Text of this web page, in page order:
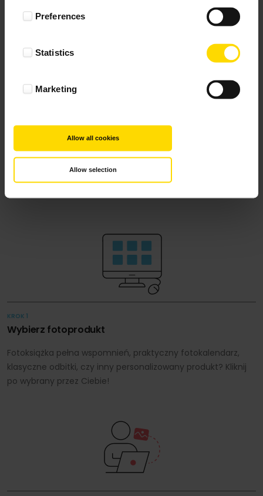
Preferences
Statistics
Marketing
Allow all cookies
Allow selection
Jak zamówić personalizowane
produkty?
KROK 1
Wybierz fotoprodukt
Fotoksiążka pełna wspomnień, praktyczny fotokalendarz,
klasyczne odbitki, czy inny personalizowany produkt? Kliknij
po wybrany przez Ciebie!